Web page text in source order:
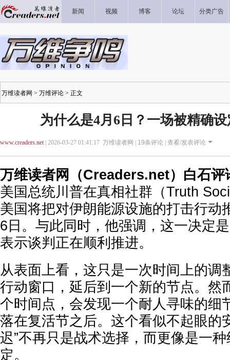
新闻 视频 博客 论坛 分类广告
万维读者网 > 万维评论 > 正文
为什么是4月6日？一场被精确
www.creaders.net| 2026-03-27 01:41:17 万维读者网 | 19条评论 | 查看/发表评论
万维读者网（Creaders.net）白石评
美国总统川普在真相社群（Truth
美国将把对伊朗能源设施的打击行动
6日。与此同时，他强调，这一决定
表示谈判正在顺利推进。
从表面上看，这只是一次时间上的
行动窗口，延后到一个新的节点。然
个时间点，会发现一个耐人寻味的细
落在复活节之后。这个看似不起眼的
迟”不再只是战术选择，而更像是一
定。